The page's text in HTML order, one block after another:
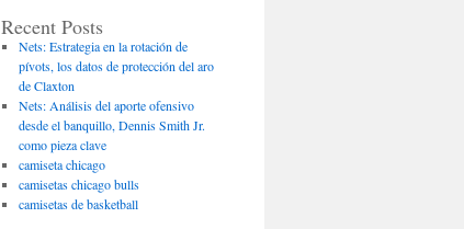
Recent Posts
Nets: Estrategia en la rotación de
pívots, los datos de protección del aro
de Claxton
Nets: Análisis del aporte ofensivo
desde el banquillo, Dennis Smith Jr.
como pieza clave
camiseta chicago
camisetas chicago bulls
camisetas de basketball